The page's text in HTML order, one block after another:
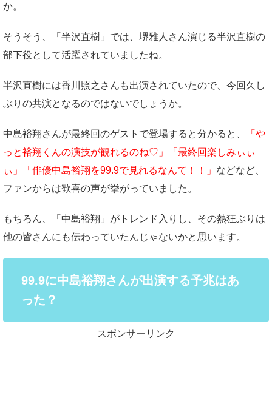
か。
そうそう、「半沢直樹」では、堺雅人さん演じる半沢直樹の
部下役として活躍されていましたね。
半沢直樹には香川照之さんも出演されていたので、今回久し
ぶりの共演となるのではないでしょうか。
中島裕翔さんが最終回のゲストで登場すると分かると、
「や
っと裕翔くんの演技が観れるのね♡」「最終回楽しみぃぃ
ぃ」「俳優中島裕翔を99.9で見れるなんて！！」 などなど、
ファンからは歓喜の声が挙がっていました。
もちろん、「中島裕翔」がトレンド入りし、その熱狂ぶりは
他の皆さんにも伝わっていたんじゃないかと思います。
99.9に中島裕翔さんが出演する予兆はあ
った？
スポンサーリンク